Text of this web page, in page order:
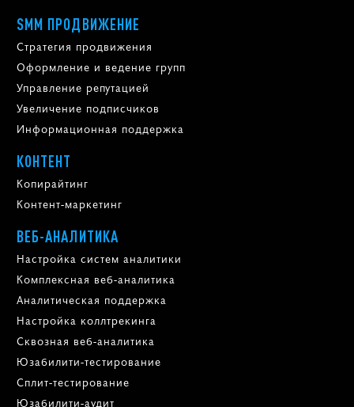
SMM ПРОДВИЖЕНИЕ
Стратегия продвижения
Оформление и ведение групп
Управление репутацией
Увеличение подписчиков
Информационная поддержка
КОНТЕНТ
Копирайтинг
Контент-маркетинг
ВЕБ-АНАЛИТИКА
Настройка систем аналитики
Комплексная веб-аналитика
Аналитическая поддержка
Настройка коллтрекинга
Сквозная веб-аналитика
Юзабилити-тестирование
Сплит-тестирование
Юзабилити-аудит